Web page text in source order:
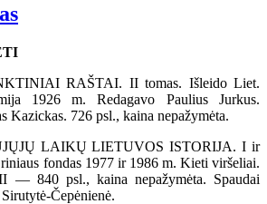
RAŠTAI. II tomas. Išleido Liet.
1926 m. Redagavo Paulius Jurkus.
Kazickas. 726 psl., kaina nepažymėta.
LAIKŲ LIETUVOS ISTORIJA. I ir
fondas 1977 ir 1986 m. Kieti viršeliai.
840 psl., kaina nepažymėta. Spaudai
Čepėnienė.